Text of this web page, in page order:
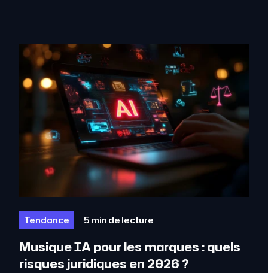
Tendance 5 min de lecture
Musique IA pour les marques : quels
risques juridiques en 2026 ?